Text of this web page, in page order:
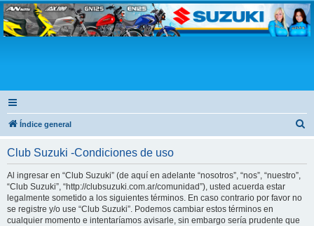
Club Suzuki
Índice general
Club Suzuki -Condiciones de uso
Al ingresar en “Club Suzuki” (de aquí en adelante “nosotros”, “nos”, “nuestro”,
“Club Suzuki”, “http://clubsuzuki.com.ar/comunidad”), usted acuerda estar
legalmente sometido a los siguientes términos. En caso contrario por favor no
se registre y/o use “Club Suzuki”. Podemos cambiar estos términos en
cualquier momento e intentaríamos avisarle, sin embargo sería prudente que